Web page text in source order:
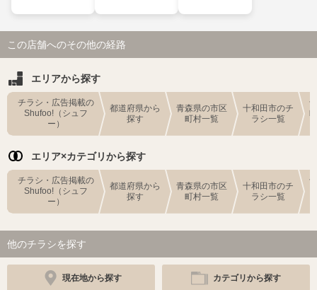
この店舗へのその他の経路
エリアから探す
チラシ・広告掲載の
Shufoo!（シュフ
ー）
都道府県から
探す
青森県の市区
町村一覧
十和田市のチ
ラシ一覧
エリア×カテゴリから探す
チラシ・広告掲載の
Shufoo!（シュフ
ー）
都道府県から
探す
青森県の市区
町村一覧
十和田市のチ
ラシ一覧
他のチラシを探す
現在地から探す カテゴリから探す